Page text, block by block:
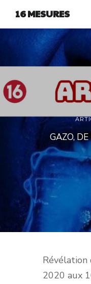
16 MESURES
GAZO,
Révélation
2020 aux